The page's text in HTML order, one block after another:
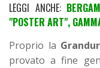
LEGGI ANCHE:
"POSTER ART",
Proprio la
provato a fine